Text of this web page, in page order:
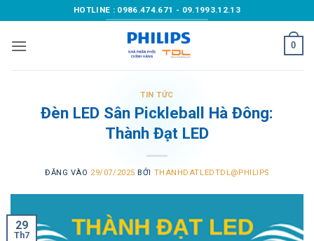
qua
nội
HOTLINE : 0986.474.671 - 09.1993.12.13
0
TIN TỨC
Đèn LED Sân Pickleball Hà Đông:
Thành Đạt LED
ĐĂNG VÀO 29/07/2025 BỞI THANHDATLEDTDL@PHILIPS
29
Th7